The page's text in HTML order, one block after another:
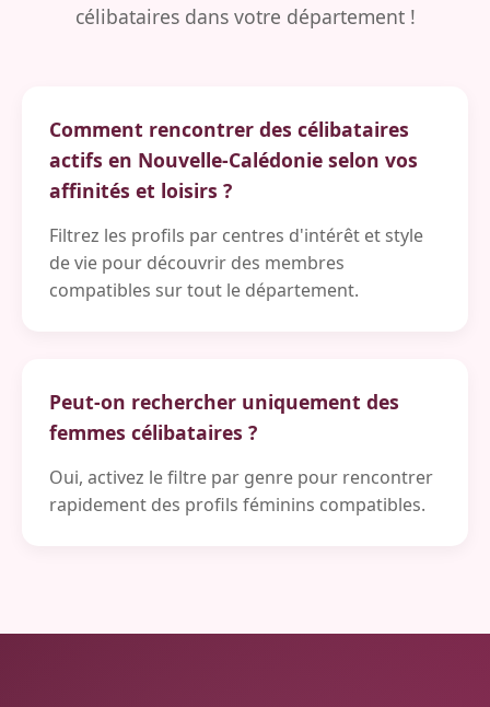
célibataires dans votre département !
Comment rencontrer des célibataires
actifs en Nouvelle-Calédonie selon vos
affinités et loisirs ?
Filtrez les profils par centres d'intérêt et style
de vie pour découvrir des membres
compatibles sur tout le département.
Peut-on rechercher uniquement des
femmes célibataires ?
Oui, activez le filtre par genre pour rencontrer
rapidement des profils féminins compatibles.